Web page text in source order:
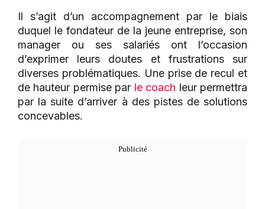
Il s’agit d’un accompagnement par le biais
duquel le fondateur de la jeune entreprise, son
manager ou ses salariés ont l’occasion
d’exprimer leurs doutes et frustrations sur
diverses problématiques. Une prise de recul et
de hauteur permise par le coach leur permettra
par la suite d’arriver à des pistes de solutions
concevables.